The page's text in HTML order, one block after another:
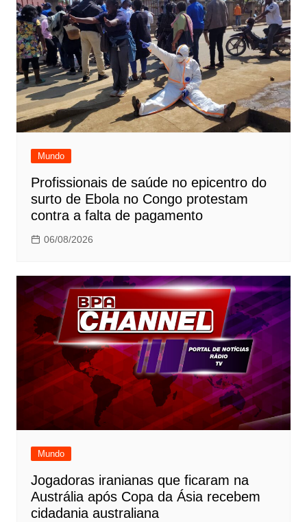
Mundo
Profissionais de saúde no epicentro do
surto de Ebola no Congo protestam
contra a falta de pagamento
06/08/2026
Mundo
Jogadoras iranianas que ficaram na
Austrália após Copa da Ásia recebem
cidadania australiana